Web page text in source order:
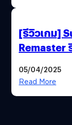
[รีวิวเกม]
Remaster
05/04/2025
Read More